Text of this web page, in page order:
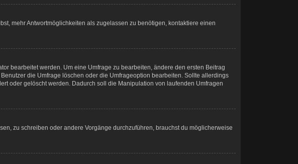
mehr Antwortmöglichkeiten als zugelassen zu benötigen, kontaktiere einen
bearbeitet werden. Um eine Umfrage zu bearbeiten, ändere den ersten Beitrag
die Umfrage löschen oder die Umfrageoption bearbeiten. Sollte allerdings
oder gelöscht werden. Dadurch soll die Manipulation von laufenden Umfragen
zu schreiben oder andere Vorgänge durchzuführen, brauchst du möglicherweise